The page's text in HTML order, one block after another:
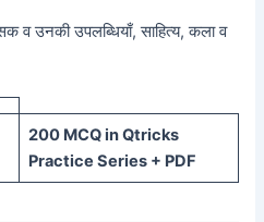
व उनकी उपलब्धियाँ, साहित्य, कला व
200 MCQ in Qtricks
Practice Series + PDF